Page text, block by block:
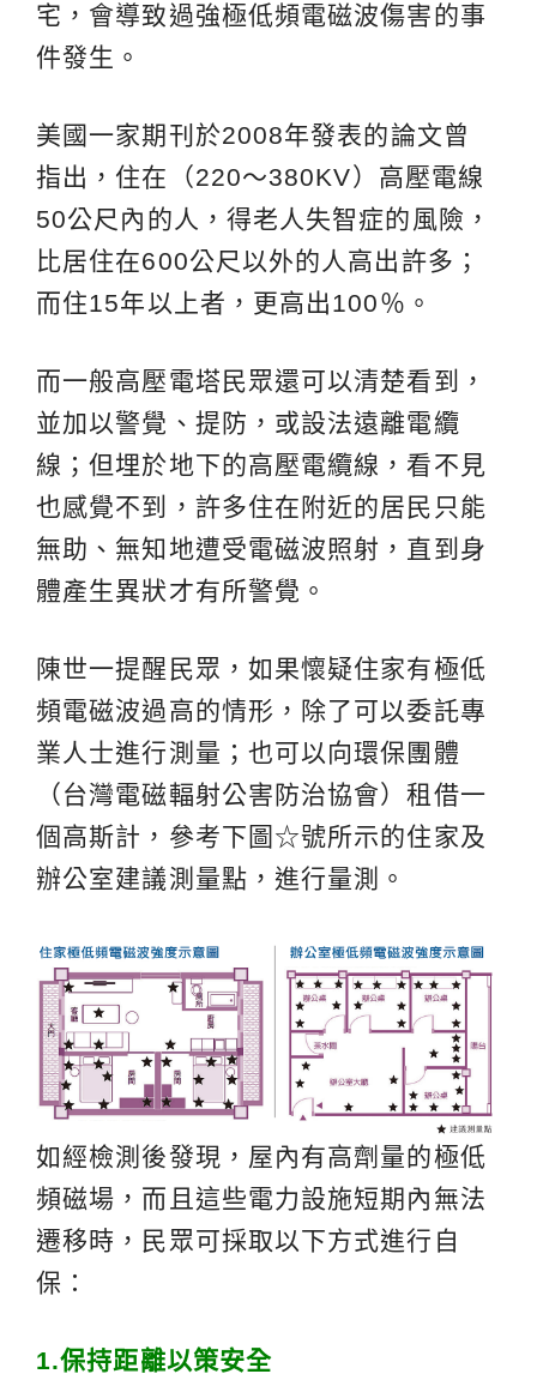
宅，會導致過強極低頻電磁波傷害的事
件發生。
美國一家期刊於2008年發表的論文曾
指出，住在（220～380KV）高壓電線
50公尺內的人，得老人失智症的風險，
比居住在600公尺以外的人高出許多；
而住15年以上者，更高出100％。
而一般高壓電塔民眾還可以清楚看到，
並加以警覺、提防，或設法遠離電纜
線；但埋於地下的高壓電纜線，看不見
也感覺不到，許多住在附近的居民只能
無助、無知地遭受電磁波照射，直到身
體產生異狀才有所警覺。
陳世一提醒民眾，如果懷疑住家有極低
頻電磁波過高的情形，除了可以委託專
業人士進行測量；也可以向環保團體
（台灣電磁輻射公害防治協會）租借一
個高斯計，參考下圖☆號所示的住家及
辦公室建議測量點，進行量測。
如經檢測後發現，屋內有高劑量的極低
頻磁場，而且這些電力設施短期內無法
遷移時，民眾可採取以下方式進行自
保：
1.保持距離以策安全